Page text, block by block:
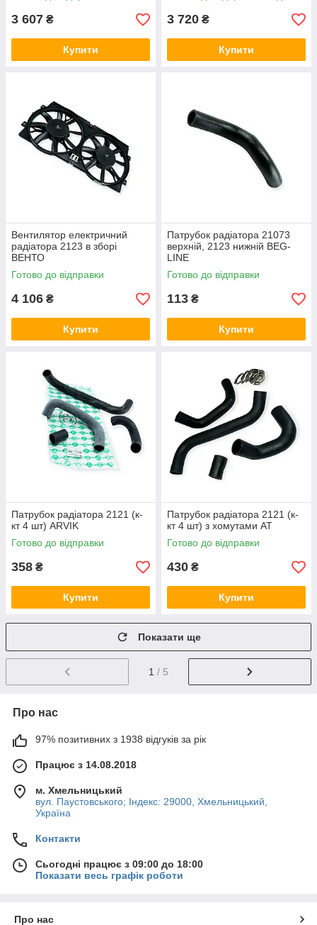
3 607 ₴
Купити
3 720 ₴
Купити
Вентилятор електричний
радіатора 2123 в зборі
ВЕНТО
Готово до відправки
4 106 ₴
Купити
Патрубок радіатора 21073
верхній, 2123 нижній BEG-
LINE
Готово до відправки
113 ₴
Купити
Патрубок радіатора 2121 (к-
кт 4 шт) ARVIK
Готово до відправки
358 ₴
Купити
Патрубок радіатора 2121 (к-
кт 4 шт) з хомутами AT
Готово до відправки
430 ₴
Купити
Показати ще
1 / 5
Про нас
97% позитивних з 1938 відгуків за рік
Працює з 14.08.2018
м. Хмельницький
вул. Паустовського; Індекс: 29000, Хмельницький,
Україна
Контакти
Сьогодні працює з 09:00 до 18:00
Показати весь графік роботи
Про нас